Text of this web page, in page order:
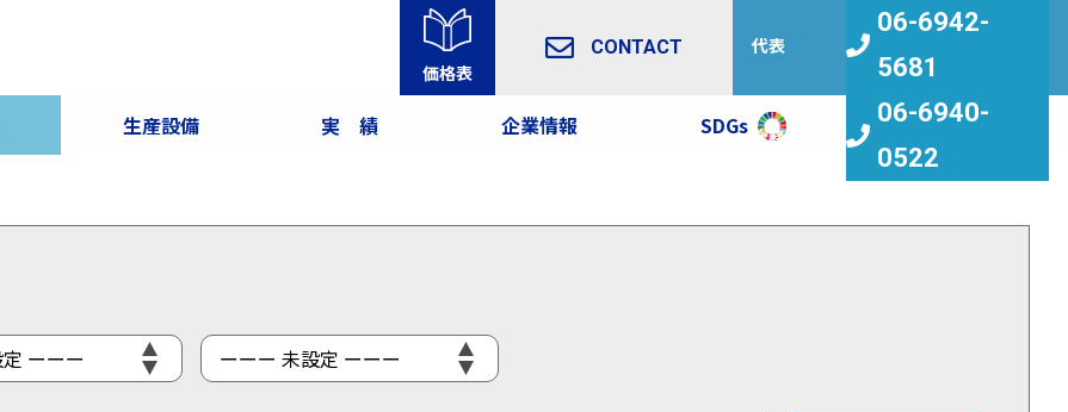
価格表
CONTACT 代表
06-6942-
5681
総務・人事
06-6940-
0522
生産設備 実 績 企業情報 SDGs 求人情報